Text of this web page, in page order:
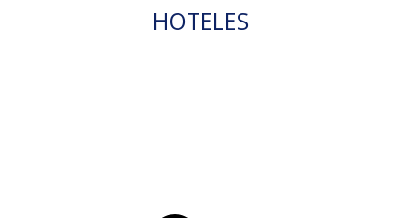
HOTELES